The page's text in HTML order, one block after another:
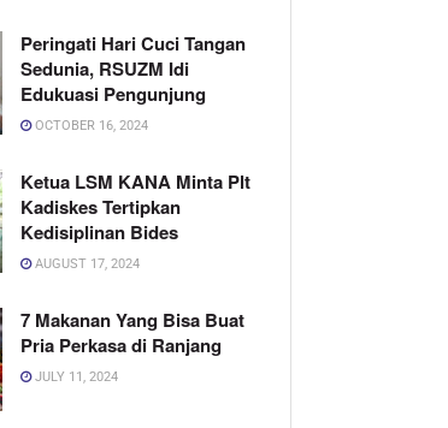
Peringati Hari Cuci Tangan
Sedunia, RSUZM Idi
Edukuasi Pengunjung
OCTOBER 16, 2024
Ketua LSM KANA Minta Plt
Kadiskes Tertipkan
Kedisiplinan Bides
AUGUST 17, 2024
7 Makanan Yang Bisa Buat
Pria Perkasa di Ranjang
JULY 11, 2024